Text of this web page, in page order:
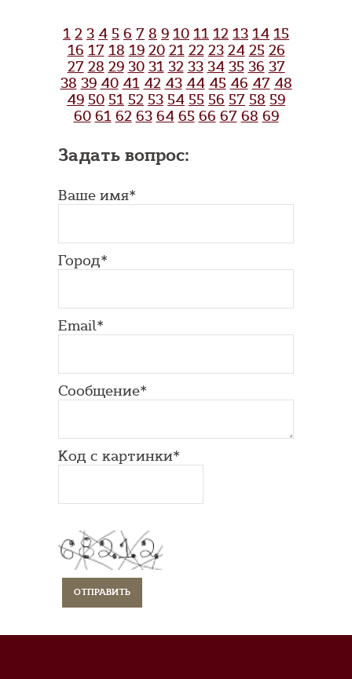
1 2 3 4 5 6 7 8 9 10 11 12 13 14 15
16 17 18 19 20 21 22 23 24 25 26
27 28 29 30 31 32 33 34 35 36 37
38 39 40 41 42 43 44 45 46 47 48
49 50 51 52 53 54 55 56 57 58 59
60 61 62 63 64 65 66 67 68 69
Задать вопрос:
Ваше имя*
Город*
Email*
Сообщение*
Код с картинки*